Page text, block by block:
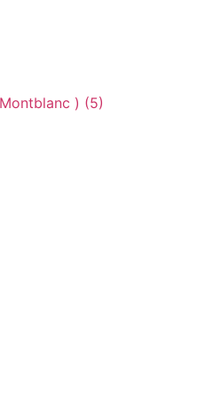
) (5)